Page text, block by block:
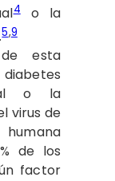
4o la
5,9
esta
o la
virus de
de los
factor